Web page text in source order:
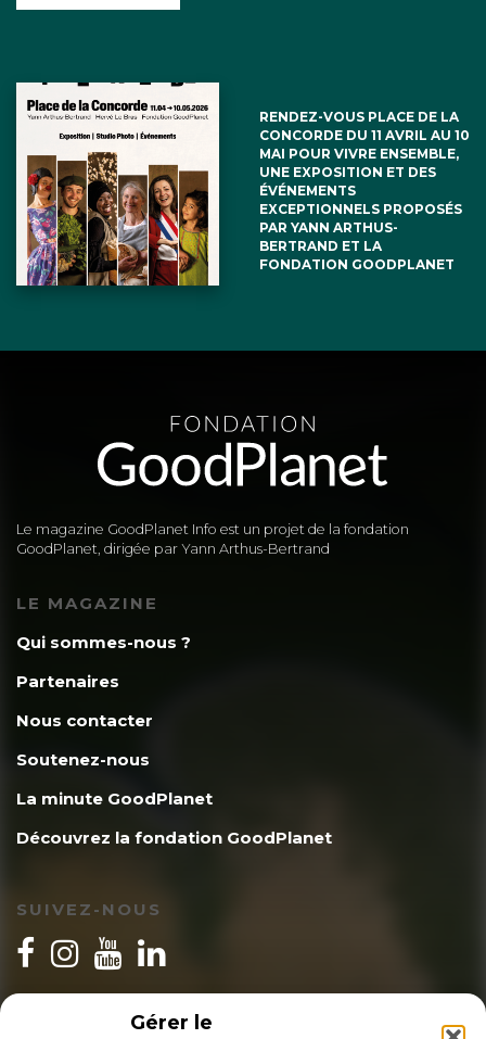
Gérer le
RENDEZ-VOUS PLACE DE LA
CONCORDE DU 11 AVRIL AU 10
MAI POUR VIVRE ENSEMBLE,
UNE EXPOSITION ET DES
ÉVÉNEMENTS
EXCEPTIONNELS PROPOSÉS
PAR YANN ARTHUS-
BERTRAND ET LA
FONDATION GOODPLANET
Le magazine GoodPlanet Info est un projet de la fondation
GoodPlanet, dirigée par Yann Arthus-Bertrand
LE MAGAZINE
Qui sommes-nous ?
Partenaires
Nous contacter
Soutenez-nous
La minute GoodPlanet
Découvrez la fondation GoodPlanet
SUIVEZ-NOUS
INSCRIPTION NEWSLETTER